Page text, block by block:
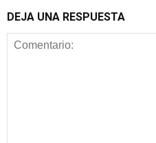
DEJA UNA RESPUESTA